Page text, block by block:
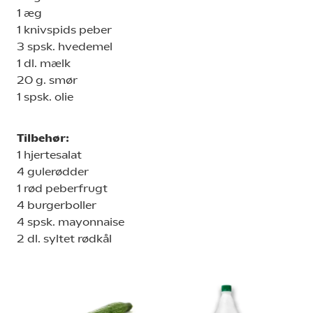
1 æg
1 knivspids peber
3 spsk. hvedemel
1 dl. mælk
20 g. smør
1 spsk. olie
Tilbehør:
1 hjertesalat
4 gulerødder
1 rød peberfrugt
4 burgerboller
4 spsk. mayonnaise
2 dl. syltet rødkål